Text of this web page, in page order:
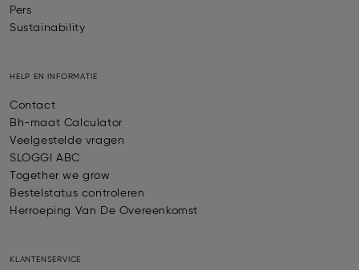
Pers
Sustainability
HELP EN INFORMATIE
Contact
Bh-maat Calculator
Veelgestelde vragen
SLOGGI ABC
Together we grow
Bestelstatus controleren
Herroeping Van De Overeenkomst
KLANTENSERVICE